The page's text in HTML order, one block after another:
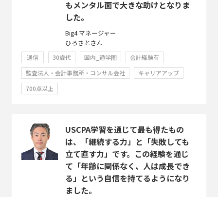
もメンタル面で大きな助けとなりま
した。
Big4 マネージャー
ひろさとさん
通信 30歳代 国内_通学圏
会計経験有
監査法人・会計事務所・コンサル会社
キャリアアップ
700点以上
USCPA学習を通じて最も得たもの
は、「継続する力」と「失敗しても
立て直す力」です。この経験を通じ
て「年齢に関係なく、人は成長でき
る」という自信を持てるようになり
ました。